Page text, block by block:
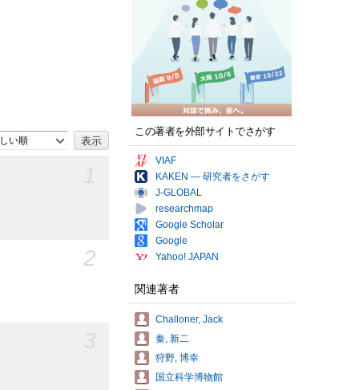
い順
2
この著者を外部サイトでさがす
VIAF
KAKEN — 研究者をさがす
J-GLOBAL
researchmap
Google Scholar
Google
Yahoo! JAPAN
関連著者
Challoner, Jack
秦, 新二
狩野, 博幸
国立科学博物館